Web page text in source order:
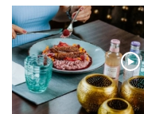
LATIMO.HU
GLOBOBOOK